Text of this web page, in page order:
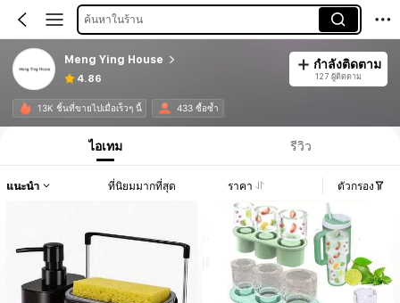
ค้นหาในร้าน
Meng Ying House
4.86
กำลังติดตาม
127 ผู้ติดตาม
13K ชิ้นที่ขายไปเมื่อเร็วๆ นี้ 433 ซื้อซ้ำ
ไอเทม รีวิว
แนะนำ ที่นิยมมากที่สุด ราคา ตัวกรอง